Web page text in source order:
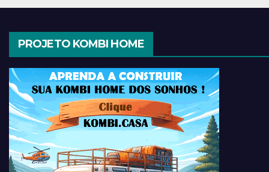
PROJETO KOMBI HOME